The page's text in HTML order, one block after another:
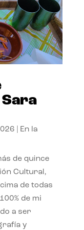
En la
de quince
Cultural,
de todas
de mi
a ser
y